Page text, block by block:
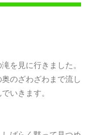
を見に行きました。
のざわざわまで流し
いきます。